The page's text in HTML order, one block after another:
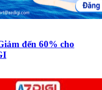
đến 60% cho